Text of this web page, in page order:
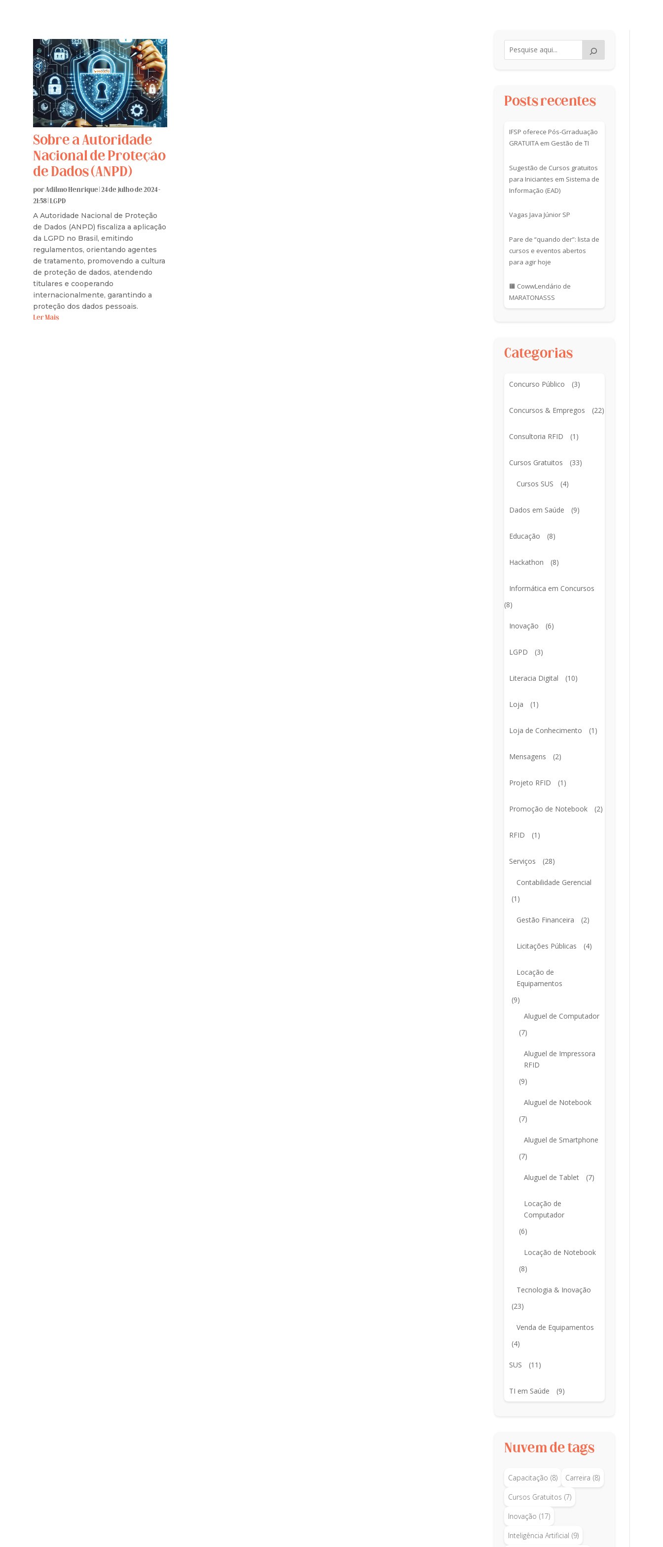
Sobre a Autoridade
Nacional de Proteção
de Dados (ANPD)
porAdilmo Henrique |24 de julho de 2024 -
21:58 |LGPD
A Autoridade Nacional de Proteção
de Dados (ANPD) fiscaliza a aplicação
da LGPD no Brasil, emitindo
regulamentos, orientando agentes
de tratamento, promovendo a cultura
de proteção de dados, atendendo
titulares e cooperando
internacionalmente, garantindo a
proteção dos dados pessoais.
Ler Mais
Posts recentes
IFSP oferece Pós-Grraduação
GRATUITA em Gestão de TI
Sugestão de Cursos gratuitos
para Iniciantes em Sistema de
Informação (EAD)
Vagas Java Júnior SP
Pare de “quando der”: lista de
cursos e eventos abertos
para agir hoje
🟧 CowwLendário de
MARATONASSS
Categorias
Concurso Público (3)
Concursos & Empregos (22)
Consultoria RFID (1)
Cursos Gratuitos (33)
Cursos SUS (4)
Dados em Saúde (9)
Educação (8)
Hackathon (8)
Informática em Concursos
(8)
Inovação (6)
LGPD (3)
Literacia Digital (10)
Loja (1)
Loja de Conhecimento (1)
Mensagens (2)
Projeto RFID (1)
Promoção de Notebook (2)
RFID (1)
Serviços (28)
Contabilidade Gerencial
(1)
Gestão Financeira (2)
Licitações Públicas (4)
Locação de
Equipamentos
(9)
Aluguel de Computador
(7)
Aluguel de Impressora
RFID
(9)
Aluguel de Notebook
(7)
Aluguel de Smartphone
(7)
Aluguel de Tablet (7)
Locação de
Computador
(6)
Locação de Notebook
(8)
Tecnologia & Inovação
(23)
Venda de Equipamentos
(4)
SUS (11)
TI em Saúde (9)
Nuvem de tags
Capacitação (8) Carreira (8)
Cursos Gratuitos (7)
Inovação (17)
Inteligência Artificial (9)